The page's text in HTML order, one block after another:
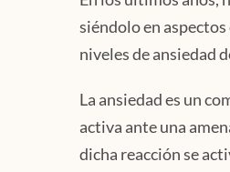
siéndolo en
niveles de ansiedad
La ansiedad es un
activa ante una
dicha reacción se